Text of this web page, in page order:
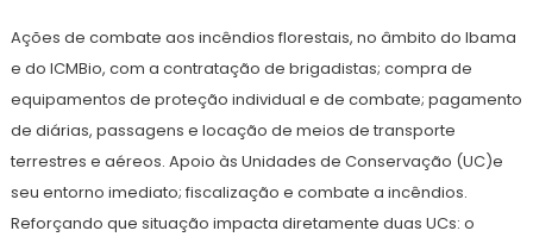
Ações de combate aos incêndios florestais, no âmbito do Ibama
e do ICMBio, com a contratação de brigadistas; compra de
equipamentos de proteção individual e de combate; pagamento
de diárias, passagens e locação de meios de transporte
terrestres e aéreos. Apoio às Unidades de Conservação (UC)e
seu entorno imediato; fiscalização e combate a incêndios.
Reforçando que situação impacta diretamente duas UCs: o